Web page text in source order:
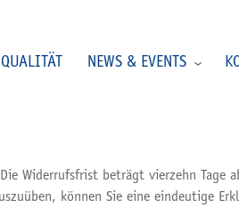
QUALITÄT NEWS & EVENTS
Widerrufsfrist beträgt vierzehn
können Sie eine eindeutige